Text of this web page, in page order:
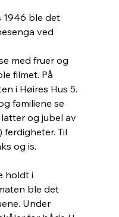
1946 ble det
ved
med fruer og
filmet. På
i Høires Hus 5.
familiene se
og jubel av
Til
og is.
holdt i
ble det
Under